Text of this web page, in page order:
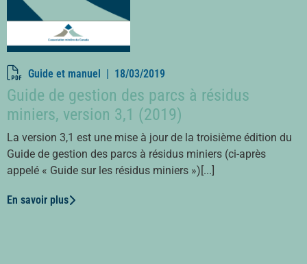
Guide et manuel | 18/03/2019
Guide de gestion des parcs à résidus
miniers, version 3,1 (2019)
La version 3,1 est une mise à jour de la troisième édition du
Guide de gestion des parcs à résidus miniers (ci-après
appelé « Guide sur les résidus miniers »)[...]
En savoir plus